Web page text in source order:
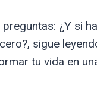
¿Y si
sigue
tu vida en